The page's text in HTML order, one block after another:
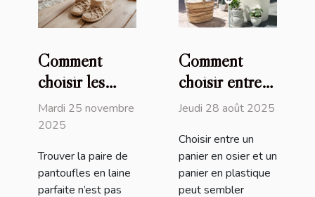
Comment
choisir les
meilleures
pantoufles en
confort
optimal ?
Mardi 25 novembre
2025
Trouver la paire de
pantoufles en laine
parfaite n’est pas
Comment
choisir entre
un panier en
panier en
plastique ?
Jeudi 28 août 2025
Choisir entre un
panier en osier et un
panier en plastique
peut sembler